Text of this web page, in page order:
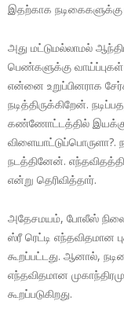
இதற்காக
அது மட்டுமல்லாமல் ஆந்திர
பெண்களுக்கு வாய்ப்புகள்
என்னை உறுப்பினராக
நடித்திருக்கிறேன்.
கண்ணோட்டத்தில்
நடத்தினேன்.
என்று தெரிவித்தார்.
அதேசமயம், போலீஸ்
ஸ்ரீ ரெட்டி எந்தவிதமான
கூறப்பட்டது. ஆனால்,
எந்தவிதமான
கூறப்படுகிறது.